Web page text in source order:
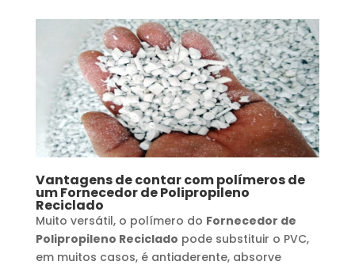
Vantagens de contar com polímeros de
umFornecedor de Polipropileno
Reciclado
Muito versátil, o polímero do Fornecedor de
Polipropileno Reciclado pode substituir o PVC,
em muitos casos, é antiaderente, absorve